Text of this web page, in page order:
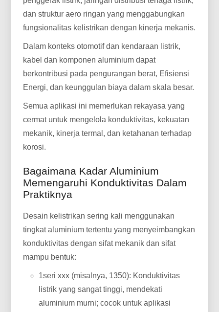
dan struktur aero ringan yang menggabungkan
fungsionalitas kelistrikan dengan kinerja mekanis.
Dalam konteks otomotif dan kendaraan listrik,
kabel dan komponen aluminium dapat
berkontribusi pada pengurangan berat, Efisiensi
Energi, dan keunggulan biaya dalam skala besar.
Semua aplikasi ini memerlukan rekayasa yang
cermat untuk mengelola konduktivitas, kekuatan
mekanik, kinerja termal, dan ketahanan terhadap
korosi.
Bagaimana Kadar Aluminium
Memengaruhi Konduktivitas Dalam
Praktiknya
Desain kelistrikan sering kali menggunakan
tingkat aluminium tertentu yang menyeimbangkan
konduktivitas dengan sifat mekanik dan sifat
mampu bentuk:
1seri xxx (misalnya, 1350): Konduktivitas
listrik yang sangat tinggi, mendekati
aluminium murni; cocok untuk aplikasi